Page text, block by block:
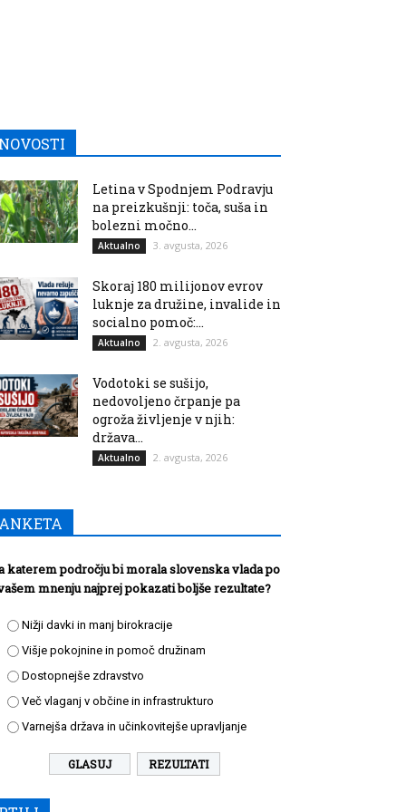
Letina v Spodnjem Podravju
na preizkušnji: toča, suša in
bolezni močno...
Aktualno 3. avgusta, 2026
Skoraj 180 milijonov evrov
luknje za družine, invalide in
socialno pomoč:...
Aktualno 2. avgusta, 2026
Vodotoki se sušijo,
nedovoljeno črpanje pa
ogroža življenje v njih:
država...
Aktualno 2. avgusta, 2026
katerem področju bi morala slovenska vlada po
mnenju najprej pokazati boljše rezultate?
Nižji davki in manj birokracije
Višje pokojnine in pomoč družinam
Dostopnejše zdravstvo
Več vlaganj v občine in infrastrukturo
Varnejša država in učinkovitejše upravljanje
REZULTATI